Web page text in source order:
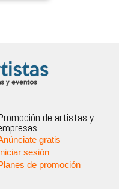
de artistas y
gratis
Iniciar sesión
de promoción